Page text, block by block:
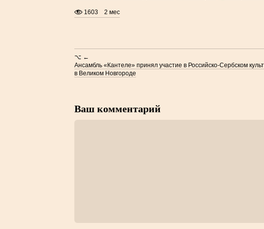
1603 2 мес
⌥ ←
Ансамбль «Кантеле» принял участие в Российско-Сербском
в Великом Новгороде
Ваш комментарий